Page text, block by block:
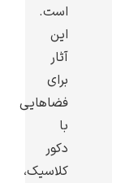
است.
این
آثار
برای
فضاهایی
با
دکور
کلاسیک،